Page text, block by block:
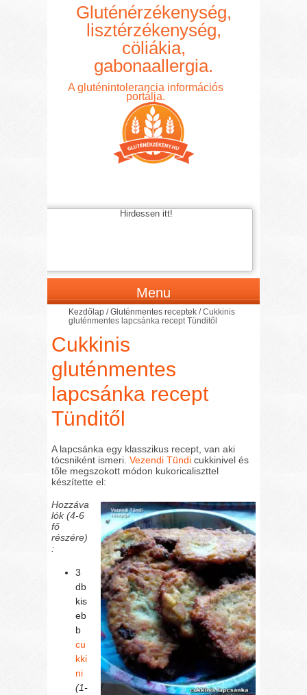
Gluténérzékenység,
lisztérzékenység,
cöliákia,
gabonaallergia.
A gluténintolerancia információs
portálja.
Hirdessen itt!
Menu
Kezdőlap /Gluténmentes receptek /Cukkinis
gluténmentes lapcsánka recept Tünditől
Cukkinis
gluténmentes
lapcsánka recept
Tünditől
A lapcsánka egy klasszikus recept, van aki
tócsniként ismeri.Vezendi Tündi cukkinivel és
tőle megszokott módon kukoricaliszttel
készítette el:
Hozzáva
lók (4-6
fő
részére)
:
3
db
kis
eb
b
cu
kki
ni
(1-